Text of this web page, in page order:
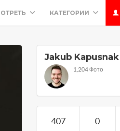
КАТЕГОРИИ
Jakub Kapusnak
1,204 Фото
407 0